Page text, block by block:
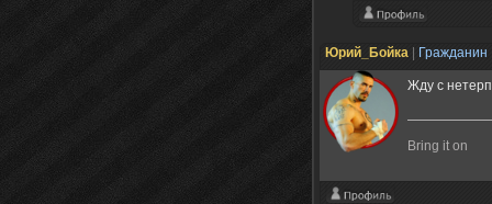
Юрий_Бойка Гражданин
Жду с
Bring it on